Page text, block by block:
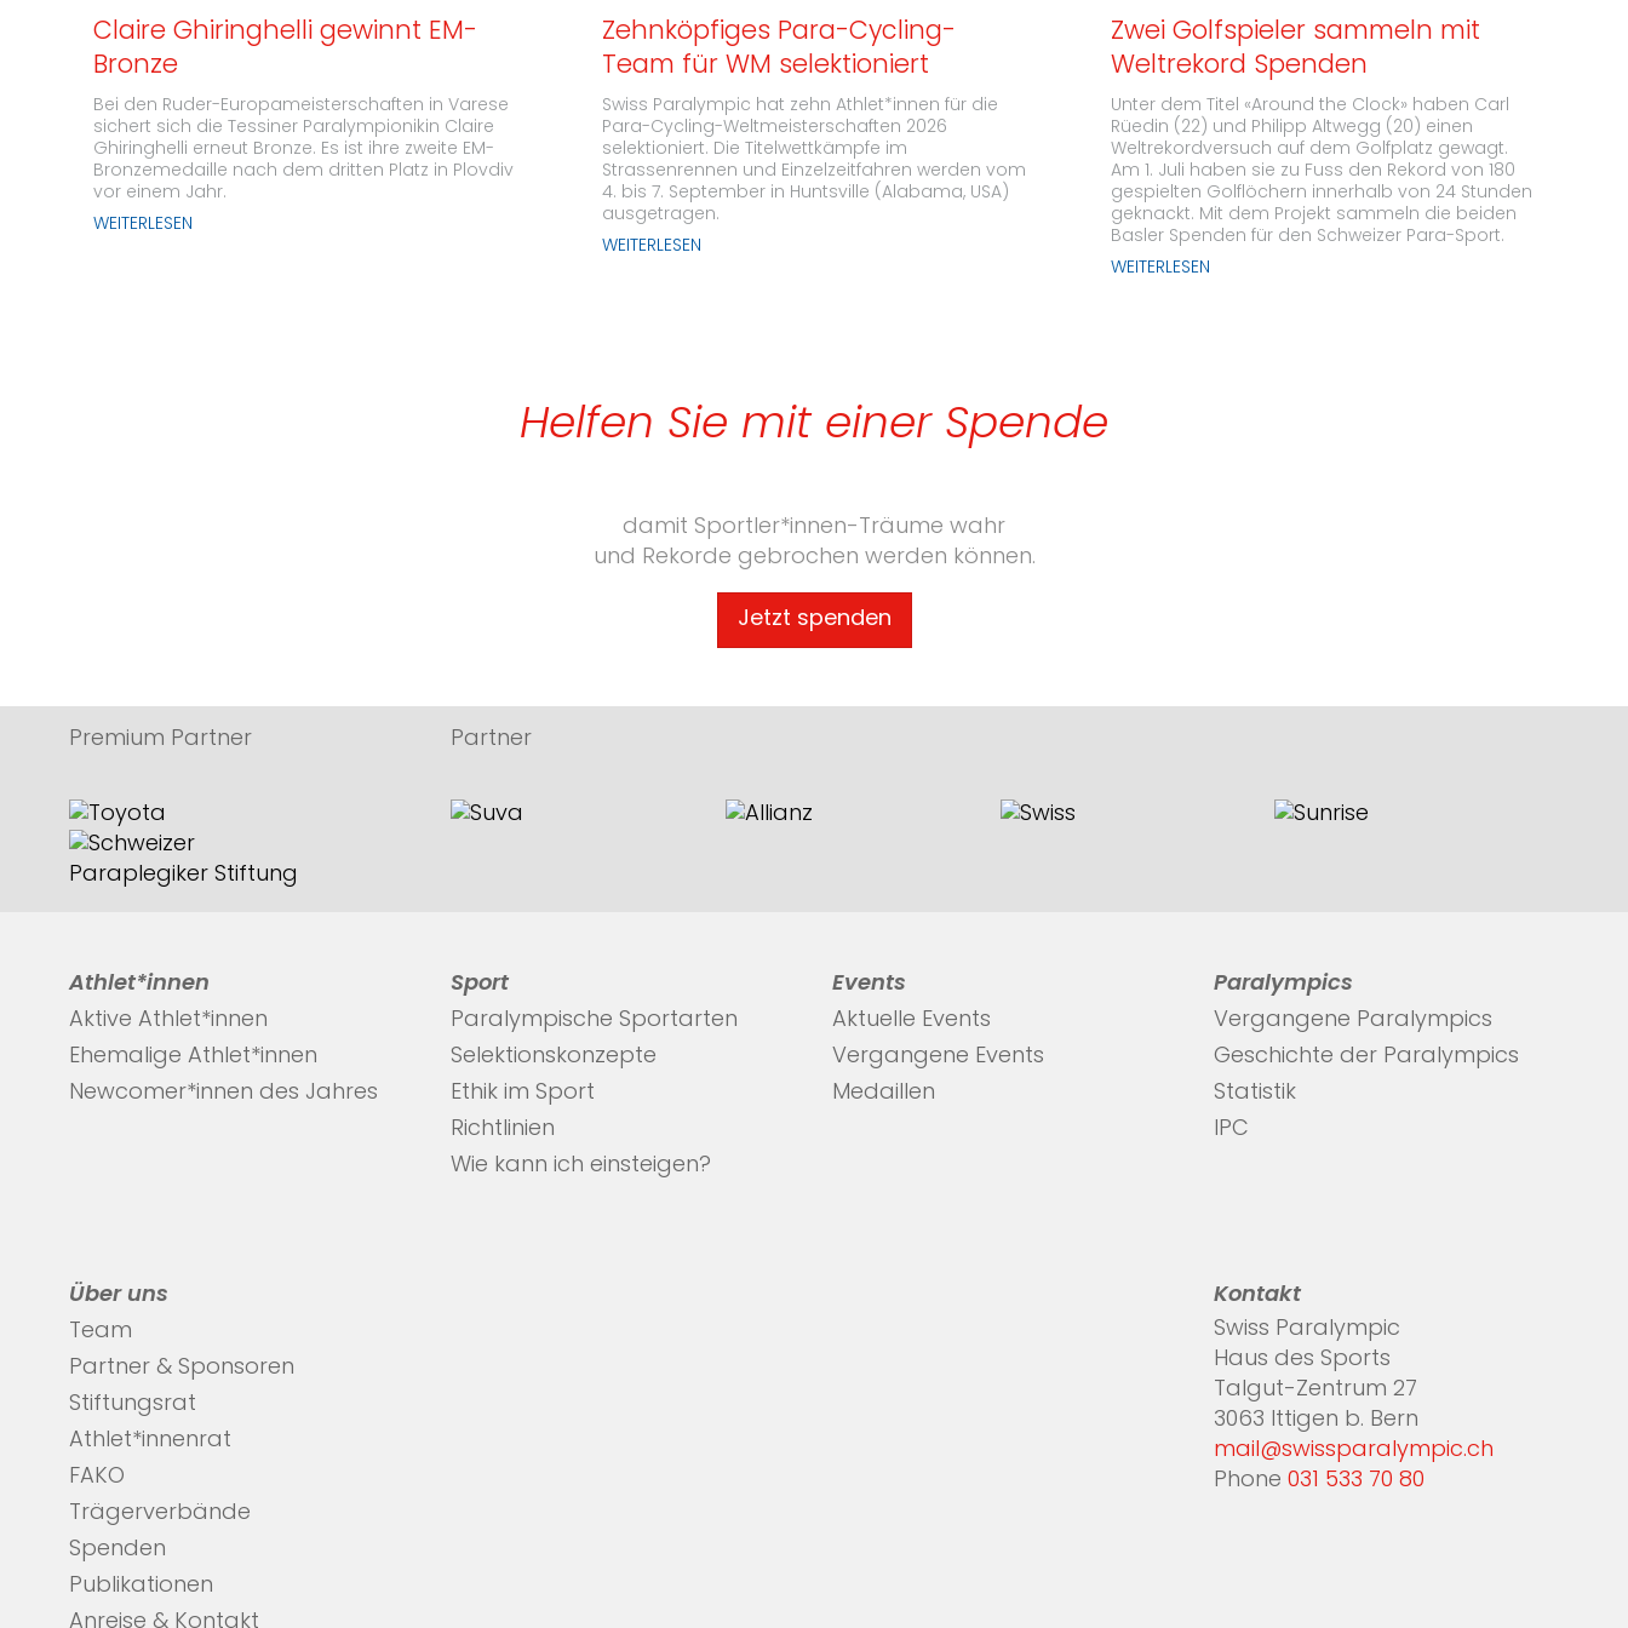
Claire Ghiringhelli gewinnt EM-
Bronze
Bei den Ruder-Europameisterschaften in Varese
sichert sich die Tessiner Paralympionikin Claire
Ghiringhelli erneut Bronze. Es ist ihre zweite EM-
Bronzemedaille nach dem dritten Platz in Plovdiv
vor einem Jahr.
WEITERLESEN
Zehnköpfiges Para-Cycling-
Team für WM selektioniert
Swiss Paralympic hat zehn Athlet*innen für die
Para-Cycling-Weltmeisterschaften 2026
selektioniert. Die Titelwettkämpfe im
Strassenrennen und Einzelzeitfahren werden vom
4. bis 7. September in Huntsville (Alabama, USA)
ausgetragen.
WEITERLESEN
Zwei Golfspieler sammeln mit
Weltrekord Spenden
Unter dem Titel «Around the Clock» haben Carl
Rüedin (22) und Philipp Altwegg (20) einen
Weltrekordversuch auf dem Golfplatz gewagt.
Am 1. Juli haben sie zu Fuss den Rekord von 180
gespielten Golflöchern innerhalb von 24 Stunden
geknackt. Mit dem Projekt sammeln die beiden
Basler Spenden für den Schweizer Para-Sport.
WEITERLESEN
Helfen Sie mit einer Spende
damit Sportler*innen-Träume wahr
und Rekorde gebrochen werden können.
Jetzt spenden
Premium Partner Partner
Athlet*innen
Aktive Athlet*innen
Ehemalige Athlet*innen
Newcomer*innen des Jahres
Sport
Paralympische Sportarten
Selektionskonzepte
Ethik im Sport
Richtlinien
Wie kann ich einsteigen?
Events
Aktuelle Events
Vergangene Events
Medaillen
Paralympics
Vergangene Paralympics
Geschichte der Paralympics
Statistik
IPC
Über uns
Team
Partner & Sponsoren
Stiftungsrat
Athlet*innenrat
FAKO
Trägerverbände
Spenden
Publikationen
Anreise & Kontakt
Kontakt
Swiss Paralympic
Haus des Sports
Talgut-Zentrum 27
3063 Ittigen b. Bern
mail@swissparalympic.ch
Phone 031 533 70 80